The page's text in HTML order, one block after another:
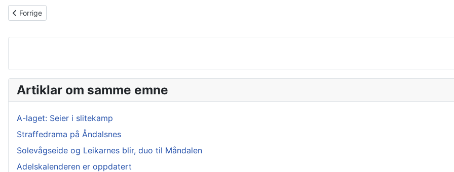
Forrige artikkel: A-laget: Sløste med sjansane og tapte
Forrige
Artiklar om samme emne
A-laget: Seier i slitekamp
Straffedrama på Åndalsnes
Solevågseide og Leikarnes blir, duo til Måndalen
Adelskalenderen er oppdatert